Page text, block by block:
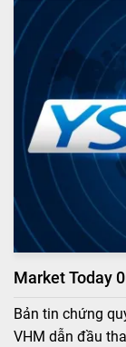
Market Today
Bản tin chứng
VHM dẫn đầu